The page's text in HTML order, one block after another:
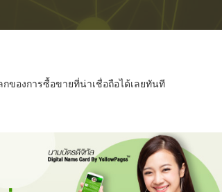
ของการซื้อขายที่น่าเชื่อถือได้เลยทันที